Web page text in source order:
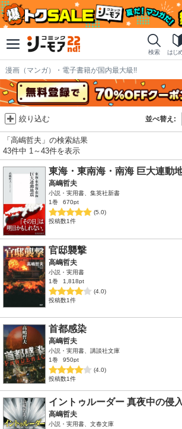
検索 はじ
漫画（マンガ）・電子書籍が国内最大級!!
並べ替え:
絞り込む
「高嶋哲夫」の検索結果
43件中 1～43件を表示
東海・東南海・南海 巨大連動
高嶋哲夫
小説・実用書、集英社新書
1巻
670pt
(5.0)
投稿数1件
官邸襲撃
高嶋哲夫
小説・実用書
1巻
1,818pt
(4.0)
投稿数1件
首都感染
高嶋哲夫
小説・実用書、講談社文庫
1巻
950pt
(4.0)
投稿数1件
イントゥルーダー 真夜中の侵
高嶋哲夫
小説・実用書、文春文庫